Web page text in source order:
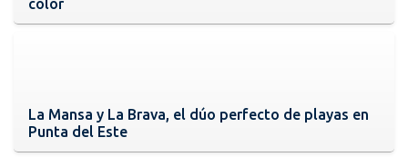
color
La Mansa y La Brava, el dúo perfecto de playas en
Punta del Este